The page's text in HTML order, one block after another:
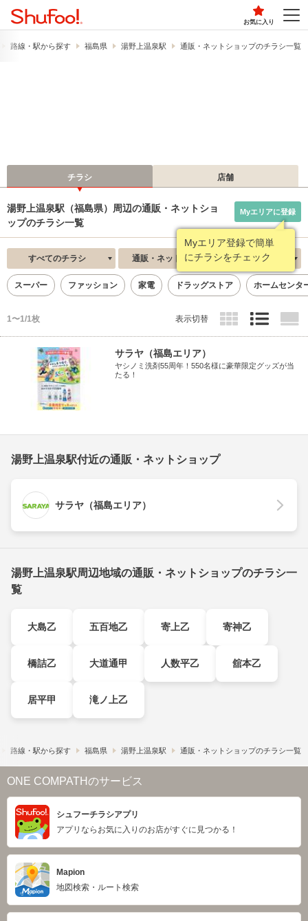
お気に入り
路線・駅から探す 福島県 湯野上温泉駅 通販・ネットショップのチラシ一覧
チラシ 店舗
湯野上温泉駅（福島県）周辺の通販・ネットショ
ップのチラシ一覧
Myエリア登録で簡単
にチラシをチェック
Myエリアに登録
すべてのチラシ 通販・ネットショップ 新着順
スーパー ファッション 家電 ドラッグストア ホームセンタ
1〜1/1枚 表示切替
サラヤ（福島エリア）
ヤシノミ洗剤55周年！550名様に豪華限定グッズが当
たる！
湯野上温泉駅付近の通販・ネットショップ
サラヤ（福島エリア）
湯野上温泉駅周辺地域の通販・ネットショップのチラシ一
覧
大島乙 五百地乙 寄上乙 寄神乙
橋詰乙 大道通甲 人数平乙 舘本乙
居平甲 滝ノ上乙
路線・駅から探す 福島県 湯野上温泉駅 通販・ネットショップのチラシ一覧
ONE COMPATHのサービス
シュフーチラシアプリ
アプリならお気に入りのお店がすぐに見つかる！
Mapion
地図検索・ルート検索